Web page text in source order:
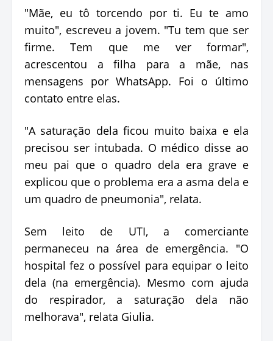
"Mãe, eu tô torcendo por ti. Eu te amo
muito", escreveu a jovem. "Tu tem que ser
firme. Tem que me ver formar",
acrescentou a filha para a mãe, nas
mensagens por WhatsApp. Foi o último
contato entre elas.
"A saturação dela ficou muito baixa e ela
precisou ser intubada. O médico disse ao
meu pai que o quadro dela era grave e
explicou que o problema era a asma dela e
um quadro de pneumonia", relata.
Sem leito de UTI, a comerciante
permaneceu na área de emergência. "O
hospital fez o possível para equipar o leito
dela (na emergência). Mesmo com ajuda
do respirador, a saturação dela não
melhorava", relata Giulia.